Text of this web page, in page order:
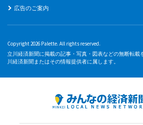
広告のご案内
Copyright 2026 Palette. All rights reserved.
立川経済新聞に掲載の記事・写真・図表などの無断転載
川経済新聞またはその情報提供者に属します。